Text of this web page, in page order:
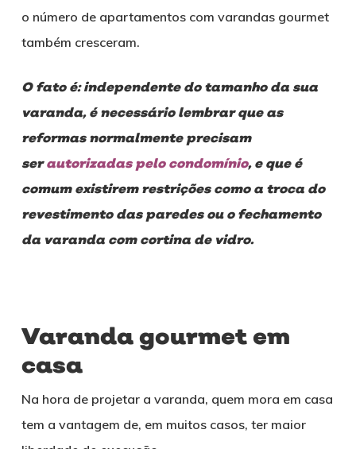
o número de apartamentos com varandas gourmet
também cresceram.
O fato é: independente do tamanho da sua
varanda, é necessário lembrar que as
reformas normalmente precisam
serautorizadas pelo condomínio, e que é
comum existirem restrições como a troca do
revestimento das paredes ou o fechamento
da varanda com cortina de vidro.
Varanda gourmet em
casa
Na hora de projetar a varanda, quem mora em casa
tem a vantagem de, em muitos casos, ter maior